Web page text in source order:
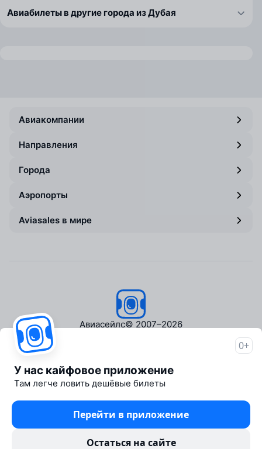
Авиабилеты в другие города из Дубая
Авиакомпании
Направления
Города
Аэропорты
Aviasales в мире
Авиасейлс© 2007–2026
Пресс‑центр
Travelpayouts
Партнёрская программа
Медиа Yo'lovchi
Трэвел‑медиа Aviasales.uz
0+
У нас кайфовое приложение
Там легче ловить дешёвые билеты
Перейти в приложение
Остаться на сайте